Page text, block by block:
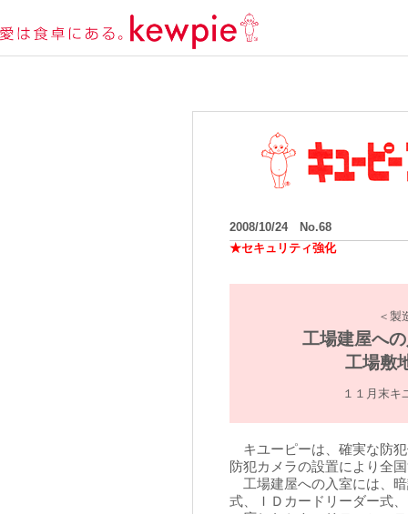
2008/10/24 No.68
★セキュリティ強化
＜製
工場建屋へ
工場敷
１１月末キ
キユーピーは、確実な防
防犯カメラの設置により全
工場建屋への入室には、
式、ＩＤカードリーダー式